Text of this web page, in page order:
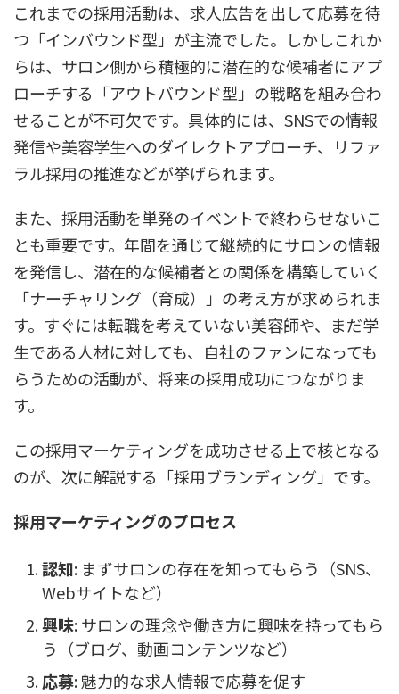
これまでの採用活動は、求人広告を出して応募を待
つ「インバウンド型」が主流でした。しかしこれか
らは、サロン側から積極的に潜在的な候補者にアプ
ローチする「アウトバウンド型」の戦略を組み合わ
せることが不可欠です。具体的には、SNSでの情報
発信や美容学生へのダイレクトアプローチ、リファ
ラル採用の推進などが挙げられます。
また、採用活動を単発のイベントで終わらせないこ
とも重要です。年間を通じて継続的にサロンの情報
を発信し、潜在的な候補者との関係を構築していく
「ナーチャリング（育成）」の考え方が求められま
す。すぐには転職を考えていない美容師や、まだ学
生である人材に対しても、自社のファンになっても
らうための活動が、将来の採用成功につながりま
す。
この採用マーケティングを成功させる上で核となる
のが、次に解説する「採用ブランディング」です。
採用マーケティングのプロセス
認知: まずサロンの存在を知ってもらう（SNS、
Webサイトなど）
興味: サロンの理念や働き方に興味を持ってもら
う（ブログ、動画コンテンツなど）
応募: 魅力的な求人情報で応募を促す